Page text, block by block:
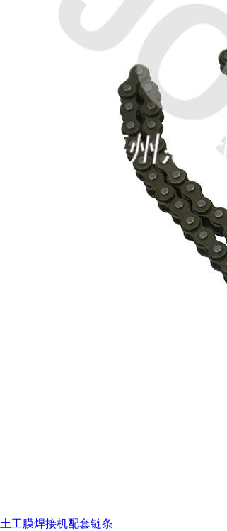
土工膜焊接机配套链条